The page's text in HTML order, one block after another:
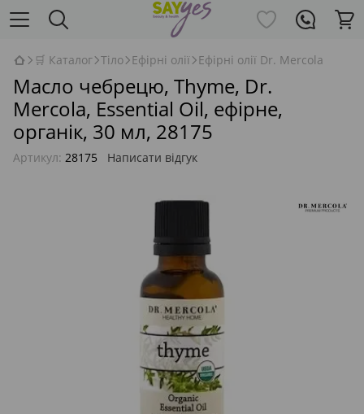
🛒 Каталог Тіло Ефірні олії Ефірні олії Dr. Mercola
Масло чебрецю, Thyme, Dr.
Mercola, Essential Oil, ефірне,
органік, 30 мл, 28175
Артикул: 28175 Написати відгук